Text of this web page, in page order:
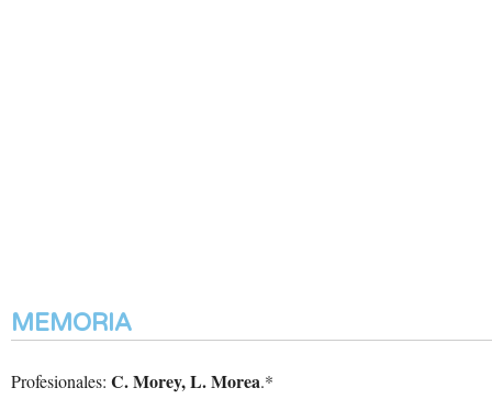
MEMORIA
Profesionales: C. Morey, L. Morea.*